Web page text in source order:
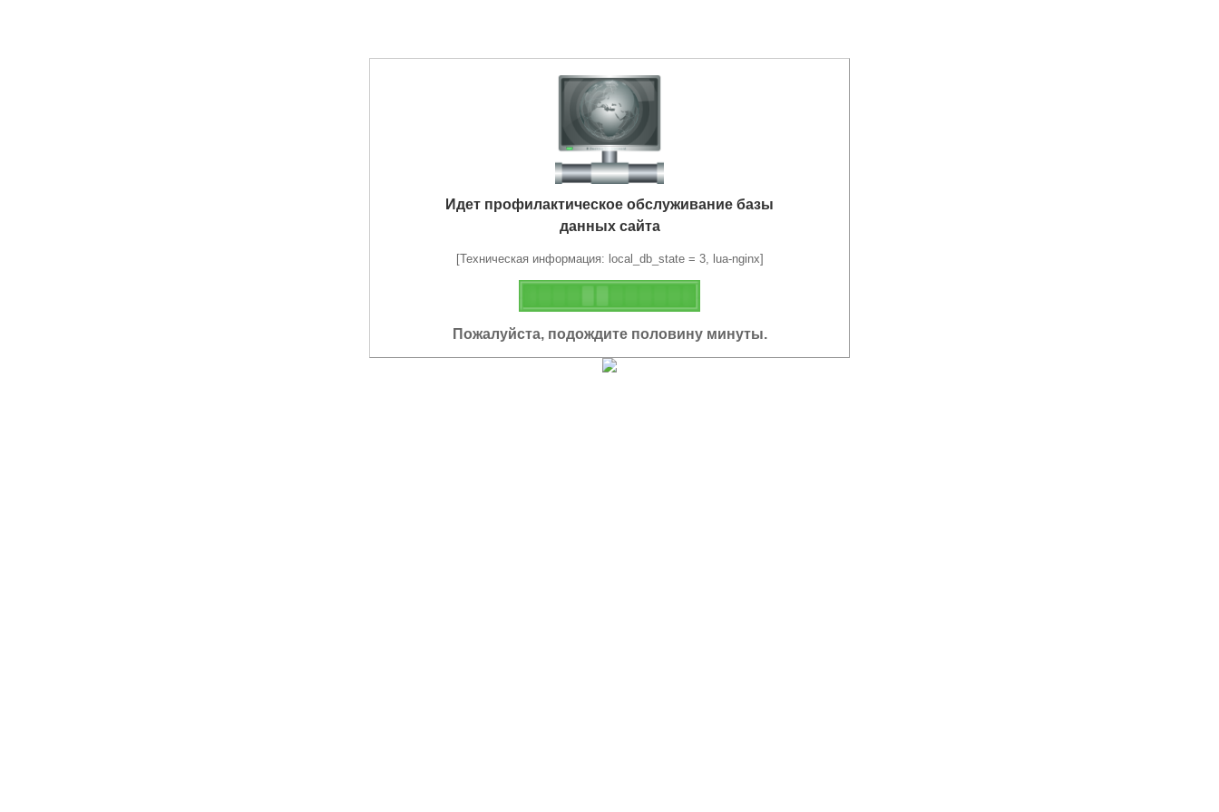
Идет профилактическое обслуживание базы
данных сайта
[Техническая информация: local_db_state = 3, lua-nginx]
Пожалуйста, подождите половину минуты.